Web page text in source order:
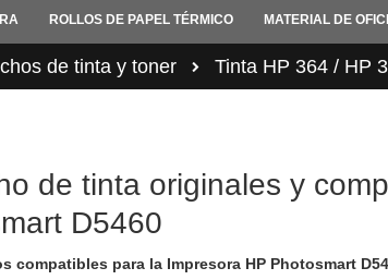
ROLLOS DE PAPEL TÉRMICO MATERIAL DE
de tinta y toner Tinta HP 364 / HP
de tinta originales y
D5460
compatibles para la Impresora HP Photosmart